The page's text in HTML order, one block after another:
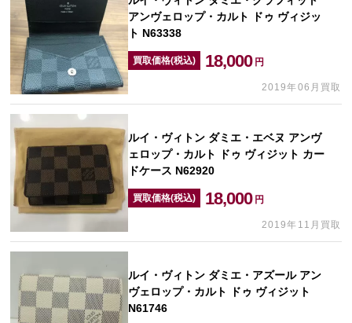
アンヴェロップ・カルト ドゥ ヴィジッ
ト N63338
買取価格(税込) 18,000 円
2019年06月買取
ルイ・ヴィトン ダミエ・エベヌ アンヴ
ェロップ・カルト ドゥ ヴィジット カー
ドケース N62920
買取価格(税込) 18,000 円
2019年11月買取
ルイ・ヴィトン ダミエ・アズール アン
ヴェロップ・カルト ドゥ ヴィジット
N61746